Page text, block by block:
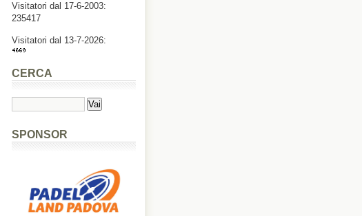
Visitatori dal 17-6-2003:
235417
Visitatori dal 13-7-2026:
CERCA
SPONSOR